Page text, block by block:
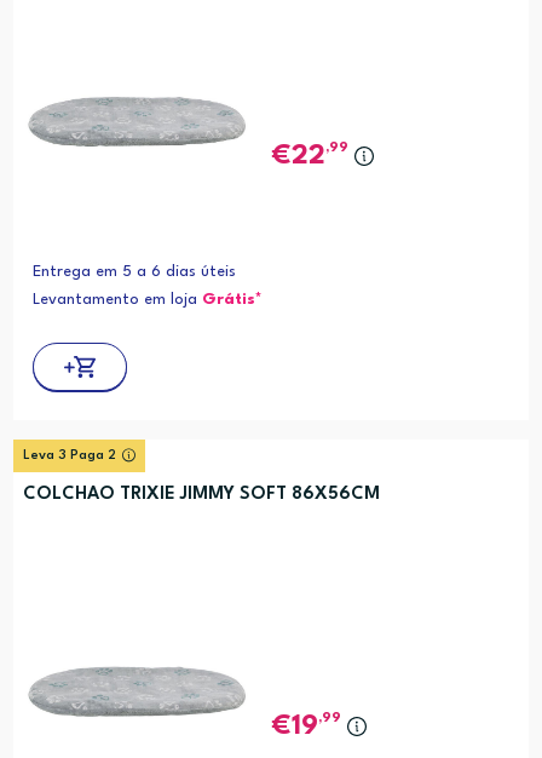
22,99
Entrega em 5 a 6 dias úteis
Levantamento em loja Grátis*
Leva 3 Paga 2
COLCHAO TRIXIE JIMMY SOFT 86X56CM
19,99